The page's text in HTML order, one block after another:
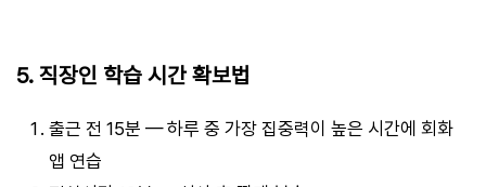
5. 직장인 학습 시간 확보법
출근 전 15분 — 하루 중 가장 집중력이 높은 시간에 회화
앱 연습